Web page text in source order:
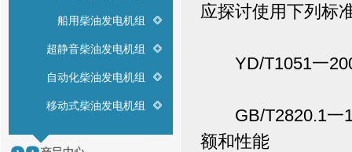
船用柴油发电机组
超静音柴油发电机组
自动化柴油发电机组
移动式柴油发电机组
应探讨使用下列标
YD/T1051一
GB/T2820.1一
额和性能